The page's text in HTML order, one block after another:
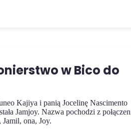
w Bico do
Kajiya i panią Jocelinę Nascimento
Jamjoy. Nazwa pochodzi z
ona, Joy.